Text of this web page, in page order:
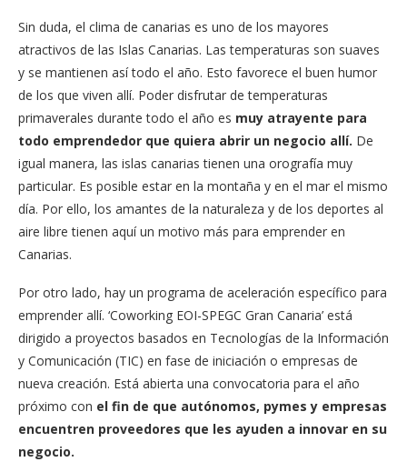
Sin duda, el clima de canarias es uno de los mayores
atractivos de las Islas Canarias. Las temperaturas son suaves
y se mantienen así todo el año. Esto favorece el buen humor
de los que viven allí. Poder disfrutar de temperaturas
primaverales durante todo el año es muy atrayente para
todo emprendedor que quiera abrir un negocio allí. De
igual manera, las islas canarias tienen una orografía muy
particular. Es posible estar en la montaña y en el mar el mismo
día. Por ello, los amantes de la naturaleza y de los deportes al
aire libre tienen aquí un motivo más para emprender en
Canarias.
Por otro lado, hay un programa de aceleración específico para
emprender allí. ‘Coworking EOI-SPEGC Gran Canaria’ está
dirigido a proyectos basados en Tecnologías de la Información
y Comunicación (TIC) en fase de iniciación o empresas de
nueva creación. Está abierta una convocatoria para el año
próximo con el fin de que autónomos, pymes y empresas
encuentren proveedores que les ayuden a innovar en su
negocio.